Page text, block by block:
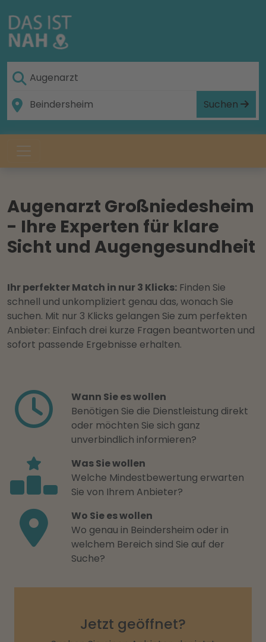
Suchen
Augenarzt Großniedesheim
- Ihre Experten für klare
Sicht und Augengesundheit
Ihr perfekter Match in nur 3 Klicks: Finden Sie
schnell und unkompliziert genau das, wonach Sie
suchen. Mit nur 3 Klicks gelangen Sie zum perfekten
Anbieter: Einfach drei kurze Fragen beantworten und
sofort passende Ergebnisse erhalten.
Wann Sie es wollen
Benötigen Sie die Dienstleistung direkt
oder möchten Sie sich ganz
unverbindlich informieren?
Was Sie wollen
Welche Mindestbewertung erwarten
Sie von Ihrem Anbieter?
Wo Sie es wollen
Wo genau in Beindersheim oder in
welchem Bereich sind Sie auf der
Suche?
Jetzt geöffnet?